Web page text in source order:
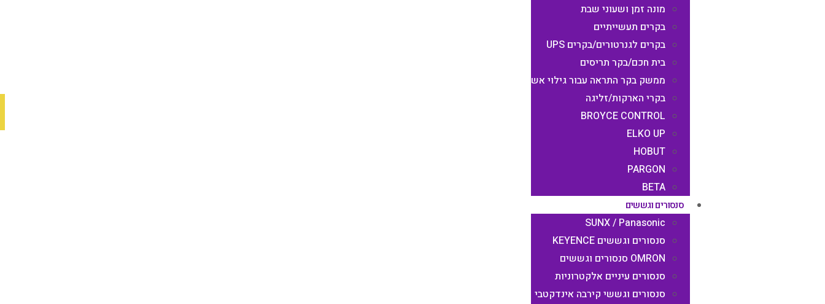
מונה זמן ושעוני שבת
בקרים תעשייתיים
בקרים לגנרטורים/בקרים UPS
בית חכם/בקר תריסים
ממשק בקר התראה עבור גילוי אש
בקרי הארקות/זליגה
BROYCE CONTROL
ELKO UP
HOBUT
PARGON
BETA
סנסורים וגששים
SUNX / Panasonic
סנסורים וגששים KEYENCE
OMRON סנסורים וגששים
סנסורים עיניים אלקטרוניות
סנסורים וגששי קירבה אינדקטבי